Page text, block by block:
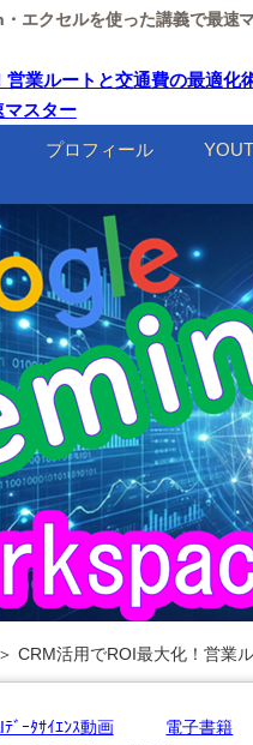
エクセルを使った講義で最速
業ルートと交通費の最適
マスター
プロフィール
CRM活用でROI最大化！営業
ﾃﾞｰﾀｻｲｴﾝｽ動画 電子書籍